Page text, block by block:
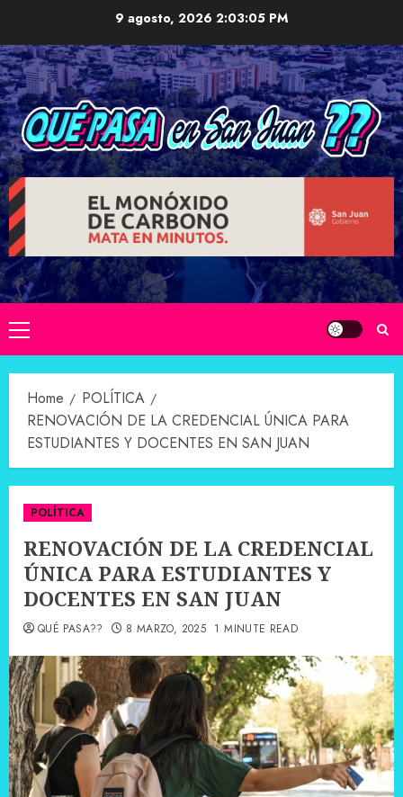
content
9 agosto, 2026 2:03:06 PM
Primary
Menu
Home
POLÍTICA
RENOVACIÓN DE LA CREDENCIAL ÚNICA PARA
ESTUDIANTES Y DOCENTES EN SAN JUAN
POLÍTICA
RENOVACIÓN DE LA CREDENCIAL
ÚNICA PARA ESTUDIANTES Y
DOCENTES EN SAN JUAN
QUÉ PASA?? 8 MARZO, 2025 1 MINUTE READ